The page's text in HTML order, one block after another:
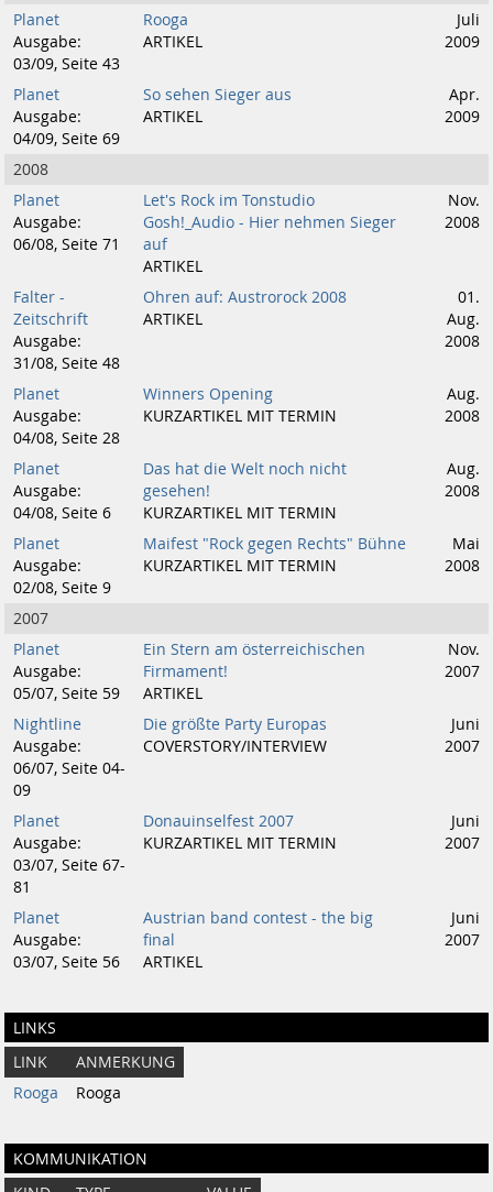
Planet
Ausgabe:
03/09, Seite 43
Rooga
ARTIKEL
Juli
2009
Planet
Ausgabe:
04/09, Seite 69
So sehen Sieger aus
ARTIKEL
Apr.
2009
2008
Planet
Ausgabe:
06/08, Seite 71
Let's Rock im Tonstudio
Gosh!_Audio - Hier nehmen Sieger
auf
ARTIKEL
Nov.
2008
Falter -
Zeitschrift
Ausgabe:
31/08, Seite 48
Ohren auf: Austrorock 2008
ARTIKEL
01.
Aug.
2008
Planet
Ausgabe:
04/08, Seite 28
Winners Opening
KURZARTIKEL MIT TERMIN
Aug.
2008
Planet
Ausgabe:
04/08, Seite 6
Das hat die Welt noch nicht
gesehen!
KURZARTIKEL MIT TERMIN
Aug.
2008
Planet
Ausgabe:
02/08, Seite 9
Maifest "Rock gegen Rechts" Bühne
KURZARTIKEL MIT TERMIN
Mai
2008
2007
Planet
Ausgabe:
05/07, Seite 59
Ein Stern am österreichischen
Firmament!
ARTIKEL
Nov.
2007
Nightline
Ausgabe:
06/07, Seite 04-
09
Die größte Party Europas
COVERSTORY/INTERVIEW
Juni
2007
Planet
Ausgabe:
03/07, Seite 67-
81
Donauinselfest 2007
KURZARTIKEL MIT TERMIN
Juni
2007
Planet
Ausgabe:
03/07, Seite 56
Austrian band contest - the big
final
ARTIKEL
Juni
2007
LINKS
LINK
ANMERKUNG
Rooga
Rooga
KOMMUNIKATION